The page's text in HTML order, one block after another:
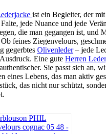
ist ein Begleiter, der
jede Nuance und jede
die man gegangen ist, und
feines Ziegenvelours,
gegerbtes Olivenleder– jede
Eine gute Herren
Sie passt sich an,
eines Lebens, das man aktiv
das nicht nur schützt,